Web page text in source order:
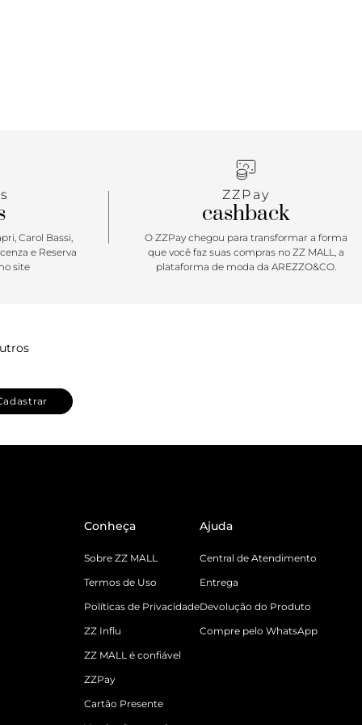
Carol Bassi,
e Reserva
site
ZZPay
cashback
O ZZPay chegou para transformar a forma
que você faz suas compras no ZZ MALL, a
plataforma de moda da AREZZO&CO.
Conheça
Sobre ZZ MALL
Termos de Uso
Políticas de Privacidade
ZZ Influ
ZZ MALL é confiável
ZZPay
Cartão Presente
Ajuda
Central de Atendimento
Entrega
Devolução do Produto
Compre pelo WhatsApp